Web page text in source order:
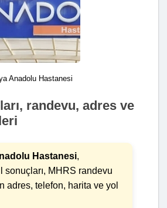
Anadolu Hastanesi
randevu, adres ve
Hastanesi,
sonuçları, MHRS randevu
adres, telefon, harita ve yol